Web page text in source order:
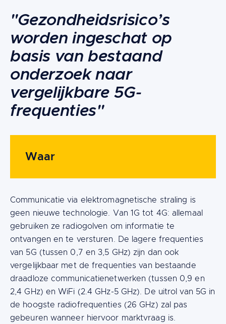
"Gezondheidsrisico’s
worden ingeschat op
basis van bestaand
onderzoek naar
vergelijkbare 5G-
frequenties"
Waar
Communicatie via elektromagnetische straling is
geen nieuwe technologie. Van 1G tot 4G: allemaal
gebruiken ze radiogolven om informatie te
ontvangen en te versturen. De lagere frequenties
van 5G (tussen 0,7 en 3,5 GHz) zijn dan ook
vergelijkbaar met de frequenties van bestaande
draadloze communicatienetwerken (tussen 0,9 en
2,4 GHz) en WiFi (2.4 GHz-5 GHz). De uitrol van 5G in
de hoogste radiofrequenties (26 GHz) zal pas
gebeuren wanneer hiervoor marktvraag is.